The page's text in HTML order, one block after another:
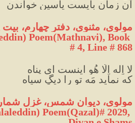
آن زمان بایست یاسین خواندن
مولوی، مثنوی، دفتر چهارم، بیت ۸۶۸
Poem(Mathnavi), Book
# 4, Line # 868
لا اِله اِلّا هُو اینست ای پناه
که نماید مَه تو را دیگِ سیاه
مولوی، دیوان شمس، غزل شمارهٔ
Poem(Qazal)# 2029,